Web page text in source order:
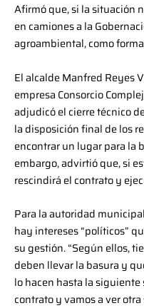
Afirmó que, si la situación
en camiones a la
agroambiental, como
El alcalde Manfred Reyes
empresa Consorcio
adjudicó el cierre técnico
la disposición final de los
encontrar un lugar para la
embargo, advirtió que, si
rescindirá el contrato y
Para la autoridad
hay intereses “políticos”
su gestión. “Según ellos,
deben llevar la basura y
lo hacen hasta la
contrato y vamos a ver